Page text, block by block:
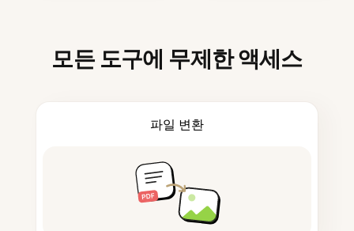
모든 도구에 무제한 액세스
파일 변환